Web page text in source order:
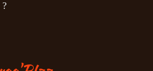
?